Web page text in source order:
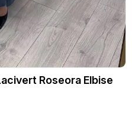
Roseora Elbise